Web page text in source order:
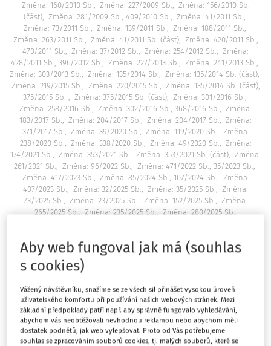
Změna: 160/2010 Sb.
Změna: 227/2009 Sb.
Změna: 156/2010 Sb.
(část)
Změna: 281/2009 Sb., 409/2010 Sb.
Změna: 41/2011 Sb.
Změna: 73/2011 Sb.
Změna: 139/2011 Sb.
Změna: 188/2011 Sb.
Změna: 263/2011 Sb.
Změna: 41/2011 Sb. (část)
Změna: 420/2011 Sb.,
470/2011 Sb.
Změna: 37/2012 Sb. Změna: 254/2012 Sb.
Změna:
428/2011 Sb., 396/2012 Sb.
Změna: 227/2013 Sb.
Změna: 241/2013 Sb.
Změna: 303/2013 Sb.
Změna: 135/2014 Sb.
Změna: 135/2014 Sb. (část)
Změna: 219/2015 Sb.
Změna: 220/2015 Sb.
Změna: 135/2014 Sb. (část),
375/2015 Sb.
Změna: 375/2015 Sb. (část)
Změna: 301/2016 Sb.
Změna: 258/2016 Sb.
Změna: 302/2016 Sb., 368/2016 Sb.
Změna:
183/2017 Sb.
Změna: 204/2017 Sb. Změna: 204/2017 Sb.
Změna:
371/2017 Sb.
Změna: 39/2020 Sb. Změna: 119/2020 Sb.
Změna:
238/2020 Sb.
Změna: 338/2020 Sb. Změna: 49/2020 Sb.
Změna:
174/2021 Sb.
Změna: 353/2021 Sb. Změna: 353/2021 Sb. (část)
Změna:
261/2021 Sb.
Změna: 96/2022 Sb.
Změna: 471/2022 Sb., 35/2023 Sb.
Změna: 417/2023 Sb.
Změna: 85/2024 Sb., 107/2024 Sb.
Změna:
407/2023 Sb.
Změna: 32/2025 Sb. Změna: 35/2025 Sb.
Změna:
73/2025 Sb.
Změna: 23/2025 Sb. Změna: 152/2025 Sb.
Změna:
265/2025 Sb.
Změna: 235/2025 Sb. Změna: 280/2025 Sb.
Republiky se usneslo na tomto zákoně:
ČÁST PRVNÍ
Základní ustanovení
Aby web fungoval jak má (souhlas
s cookies)
Vážený návštěvníku, snažíme se ze všech sil přinášet vysokou úroveň
uživatelského komfortu při používání našich webových stránek. Mezi
základní předpoklady patří např. aby správně fungovalo vyhledávání,
abychom vás neobtěžovali nevhodnou reklamou nebo abychom měli
dostatek podnětů, jak web vylepšovat. Proto od Vás potřebujeme
souhlas se zpracováním souborů cookies, tj. malých souborů, které se